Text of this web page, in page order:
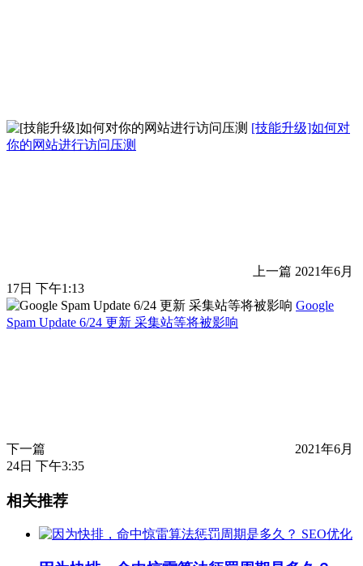
[技能升级]如何对
你的网站进行访问压测
上一篇 2021年6月
17日 下午1:13
Google
Spam Update 6/24 更新 采集站等将被影响
下一篇
2021年6月
24日 下午3:35
相关推荐
SEO优化